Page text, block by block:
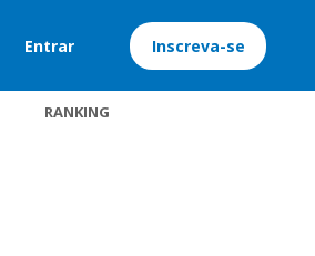
Entrar Inscreva-se
RANKING